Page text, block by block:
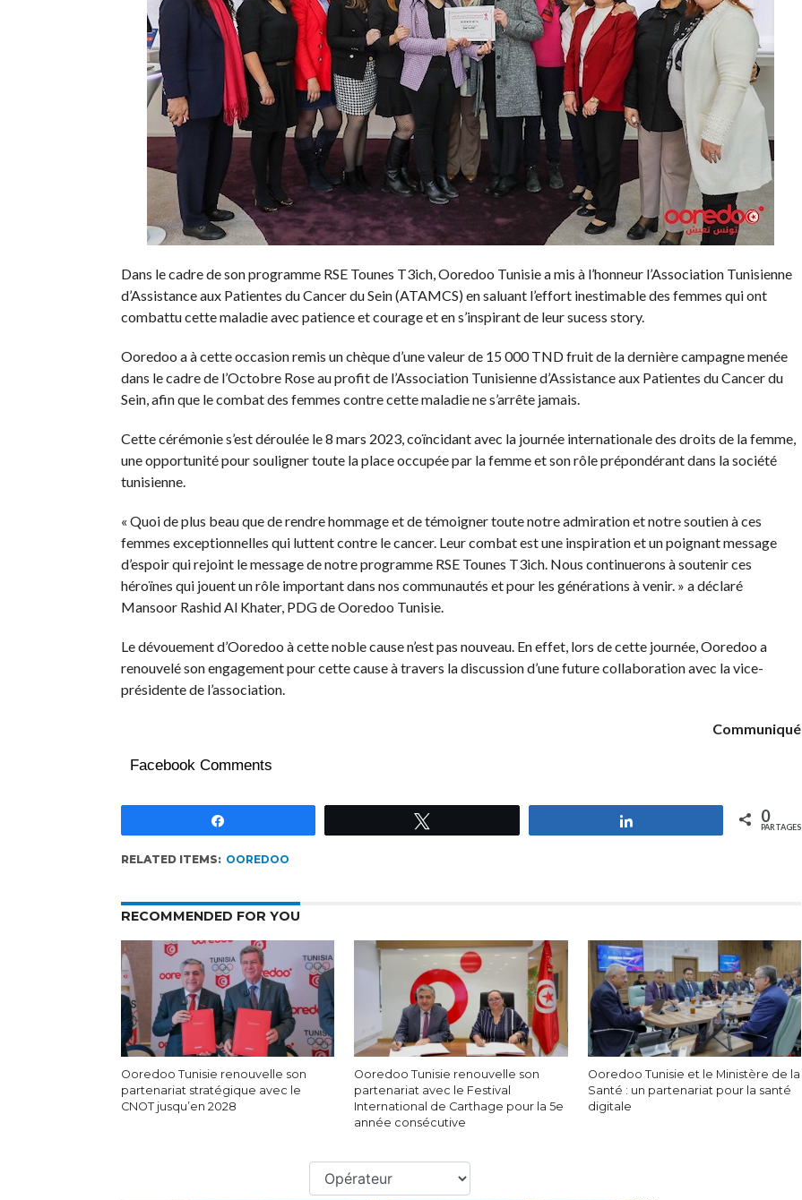
Dans le cadre de son programme RSE Tounes T3ich, Ooredoo Tunisie a mis à l’honneur l’Association Tunisienne
d’Assistance aux Patientes du Cancer du Sein (ATAMCS) en saluant l’effort inestimable des femmes qui ont
combattu cette maladie avec patience et courage et en s’inspirant de leur sucess story.
Ooredoo a à cette occasion remis un chèque d’une valeur de 15 000 TND fruit de la dernière campagne menée
dans le cadre de l’Octobre Rose au profit de l’Association Tunisienne d’Assistance aux Patientes du Cancer du
Sein, afin que le combat des femmes contre cette maladie ne s’arrête jamais.
Cette cérémonie s’est déroulée le 8 mars 2023, coïncidant avec la journée internationale des droits de la femme,
une opportunité pour souligner toute la place occupée par la femme et son rôle prépondérant dans la société
tunisienne.
« Quoi de plus beau que de rendre hommage et de témoigner toute notre admiration et notre soutien à ces
femmes exceptionnelles qui luttent contre le cancer. Leur combat est une inspiration et un poignant message
d’espoir qui rejoint le message de notre programme RSE Tounes T3ich. Nous continuerons à soutenir ces
héroïnes qui jouent un rôle important dans nos communautés et pour les générations à venir. » a déclaré
Mansoor Rashid Al Khater, PDG de Ooredoo Tunisie.
Le dévouement d’Ooredoo à cette noble cause n’est pas nouveau. En effet, lors de cette journée, Ooredoo a
renouvelé son engagement pour cette cause à travers la discussion d’une future collaboration avec la vice-
présidente de l’association.
Communiqué
Facebook Comments
0
PARTAGES
RELATED ITEMS: OOREDOO
RECOMMENDED FOR YOU
Ooredoo Tunisie renouvelle son
partenariat stratégique avec le
CNOT jusqu’en 2028
Ooredoo Tunisie renouvelle son
partenariat avec le Festival
International de Carthage pour la 5e
année consécutive
Ooredoo Tunisie et le Ministère de la
Santé : un partenariat pour la santé
digitale